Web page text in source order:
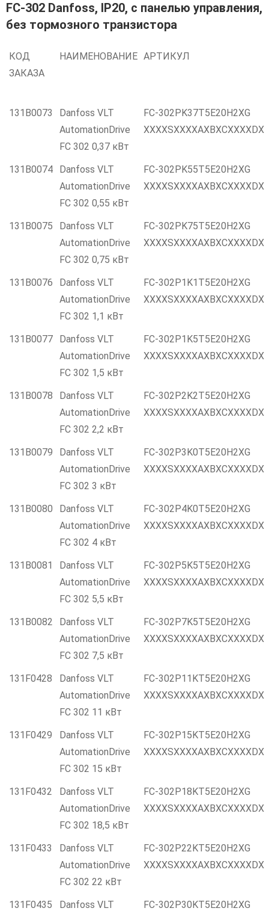
FC-302 Danfoss, IP20, с панелью управления,
без тормозного транзистора
КОД
ЗАКАЗА
НАИМЕНОВАНИЕ АРТИКУЛ
131B0073
Danfoss VLT
AutomationDrive
FC 302 0,37 кВт
FC-302PK37T5E20H2XG
XXXXSXXXXAXBXCXXXXDX
131B0074
Danfoss VLT
AutomationDrive
FC 302 0,55 кВт
FC-302PK55T5E20H2XG
XXXXSXXXXAXBXCXXXXDX
131B0075
Danfoss VLT
AutomationDrive
FC 302 0,75 кВт
FC-302PK75T5E20H2XG
XXXXSXXXXAXBXCXXXXDX
131B0076
Danfoss VLT
AutomationDrive
FC 302 1,1 кВт
FC-302P1K1T5E20H2XG
XXXXSXXXXAXBXCXXXXDX
131B0077
Danfoss VLT
AutomationDrive
FC 302 1,5 кВт
FC-302P1K5T5E20H2XG
XXXXSXXXXAXBXCXXXXDX
131B0078
Danfoss VLT
AutomationDrive
FC 302 2,2 кВт
FC-302P2K2T5E20H2XG
XXXXSXXXXAXBXCXXXXDX
131B0079
Danfoss VLT
AutomationDrive
FC 302 3 кВт
FC-302P3K0T5E20H2XG
XXXXSXXXXAXBXCXXXXDX
131B0080
Danfoss VLT
AutomationDrive
FC 302 4 кВт
FC-302P4K0T5E20H2XG
XXXXSXXXXAXBXCXXXXDX
131B0081
Danfoss VLT
AutomationDrive
FC 302 5,5 кВт
FC-302P5K5T5E20H2XG
XXXXSXXXXAXBXCXXXXDX
131B0082
Danfoss VLT
AutomationDrive
FC 302 7,5 кВт
FC-302P7K5T5E20H2XG
XXXXSXXXXAXBXCXXXXDX
131F0428
Danfoss VLT
AutomationDrive
FC 302 11 кВт
FC-302P11KT5E20H2XG
XXXXSXXXXAXBXCXXXXDX
131F0429
Danfoss VLT
AutomationDrive
FC 302 15 кВт
FC-302P15KT5E20H2XG
XXXXSXXXXAXBXCXXXXDX
131F0432
Danfoss VLT
AutomationDrive
FC 302 18,5 кВт
FC-302P18KT5E20H2XG
XXXXSXXXXAXBXCXXXXDX
131F0433
Danfoss VLT
AutomationDrive
FC 302 22 кВт
FC-302P22KT5E20H2XG
XXXXSXXXXAXBXCXXXXDX
131F0435 Danfoss VLT FC-302P30KT5E20H2XG